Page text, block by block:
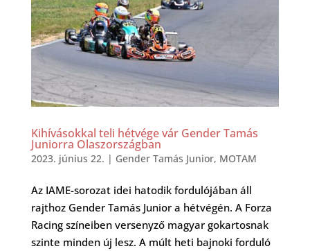
Kihívásokkal teli hétvége vár Gender Tamás
Juniorra Olaszországban
2023. június 22. | Gender Tamás Junior, MOTAM
Az IAME-sorozat idei hatodik fordulójában áll
rajthoz Gender Tamás Junior a hétvégén. A Forza
Racing színeiben versenyző magyar gokartosnak
szinte minden új lesz. A múlt heti bajnoki forduló